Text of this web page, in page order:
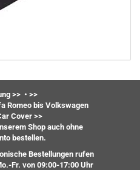
>> • >>
Romeo bis Volkswagen
Cover >>
Shop auch ohne
bestellen.
Bestellungen rufen
Fr. von 09:00-17:00 Uhr